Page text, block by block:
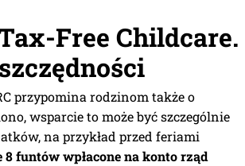
Free Childcare.
przypomina rodzinom także o
wsparcie to może być szczególnie
na przykład przed feriami
8 funtów wpłacone na konto rząd